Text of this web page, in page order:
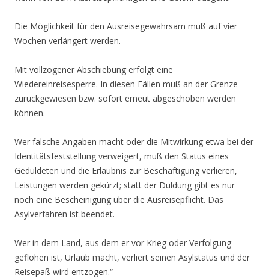
Die Möglichkeit für den Ausreisegewahrsam muß auf vier
Wochen verlängert werden.
Mit vollzogener Abschiebung erfolgt eine
Wiedereinreisesperre. In diesen Fällen muß an der Grenze
zurückgewiesen bzw. sofort erneut abgeschoben werden
können.
Wer falsche Angaben macht oder die Mitwirkung etwa bei der
Identitätsfeststellung verweigert, muß den Status eines
Geduldeten und die Erlaubnis zur Beschäftigung verlieren,
Leistungen werden gekürzt; statt der Duldung gibt es nur
noch eine Bescheinigung über die Ausreisepflicht. Das
Asylverfahren ist beendet.
Wer in dem Land, aus dem er vor Krieg oder Verfolgung
geflohen ist, Urlaub macht, verliert seinen Asylstatus und der
Reisepaß wird entzogen.“